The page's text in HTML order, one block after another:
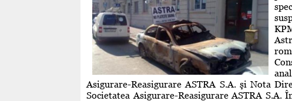
Asigurare-Reasigurare ASTRA S.A. şi Nota
Societatea Asigurare-Reasigurare ASTRA S.A.